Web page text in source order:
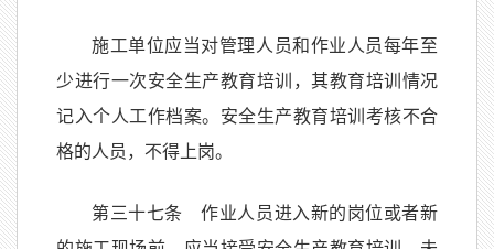
施工单位应当对管理人员和作业人员每年至
少进行一次安全生产教育培训，其教育培训情况
记入个人工作档案。安全生产教育培训考核不合
格的人员，不得上岗。
第三十七条 作业人员进入新的岗位或者新